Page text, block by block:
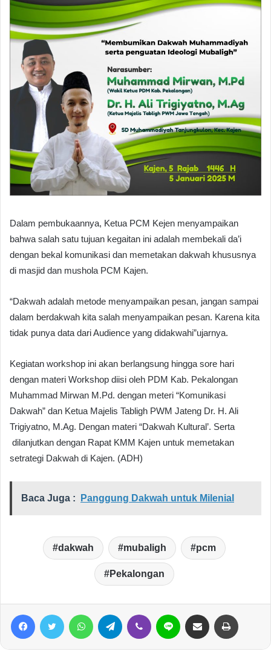
Dalam pembukaannya, Ketua PCM Kejen menyampaikan
bahwa salah satu tujuan kegaitan ini adalah membekali da’i
dengan bekal komunikasi dan memetakan dakwah khususnya
di masjid dan mushola PCM Kajen.
“Dakwah adalah metode menyampaikan pesan, jangan sampai
dalam berdakwah kita salah menyampaikan pesan. Karena kita
tidak punya data dari Audience yang didakwahi”ujarnya.
Kegiatan workshop ini akan berlangsung hingga sore hari
dengan materi Workshop diisi oleh PDM Kab. Pekalongan
Muhammad Mirwan M.Pd. dengan meteri “Komunikasi
Dakwah” dan Ketua Majelis Tabligh PWM Jateng Dr. H. Ali
Trigiyatno, M.Ag. Dengan materi “Dakwah Kultural’. Serta
dilanjutkan dengan Rapat KMM Kajen untuk memetakan
setrategi Dakwah di Kajen. (ADH)
Baca Juga : Panggung Dakwah untuk Milenial
dakwah mubaligh pcm
Pekalongan
Facebook Twitter WhatsApp Telegram Viber Line Share via Email